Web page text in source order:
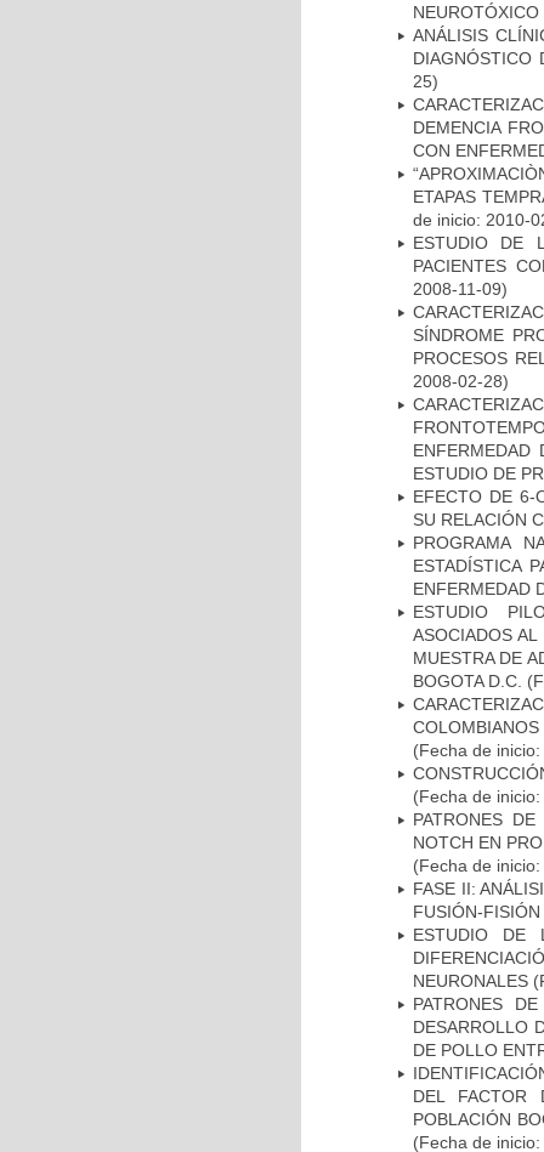
NEUROTÓXICO
ANÁLISIS
DIAGNÓSTICO
25)
DEMENCIA
CON
ETAPAS
de inicio: 2010-
ESTUDIO DE
PACIENTES
2008-11-09)
SÍNDROME
PROCESOS
2008-02-28)
ENFERMEDAD
ESTUDIO DE
EFECTO DE 6-
SU RELACIÓN
PROGRAMA
ESTADÍSTICA
ENFERMEDAD
ESTUDIO
ASOCIADOS
MUESTRA DE
BOGOTA D.C.
(Fecha de
(Fecha de
PATRONES
NOTCH EN
(Fecha de
FASE II:
FUSIÓN-
ESTUDIO DE
NEURONALES
PATRONES
DESARROLLO
DE POLLO
DEL FACTOR
POBLACIÓN
(Fecha de